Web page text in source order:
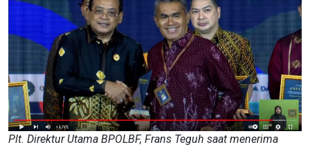
Plt. Direktur Utama BPOLBF, Frans Teguh saat menerima